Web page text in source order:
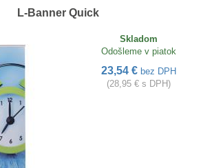
L-Banner Quick
Skladom
Odošleme v piatok
23,54 € bez DPH
(28,95 € s DPH)